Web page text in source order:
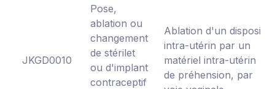
JKGD0010
Pose,
ablation ou
changement
de stérilet
ou d'implant
contraceptif
Ablation d'un dispositif
intra-utérin par un
matériel intra-utérin
de préhension, par